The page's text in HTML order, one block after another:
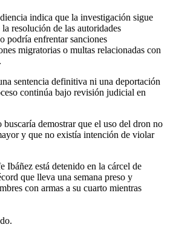
indica que la investigación sigue
resolución de las autoridades
podría enfrentar sanciones
migratorias o multas relacionadas con
sentencia definitiva ni una deportación
continúa bajo revisión judicial en
demostrar que el uso del dron no
y que no existía intención de violar
Ibáñez está detenido en la cárcel de
que lleva una semana preso y
con armas a su cuarto mientras